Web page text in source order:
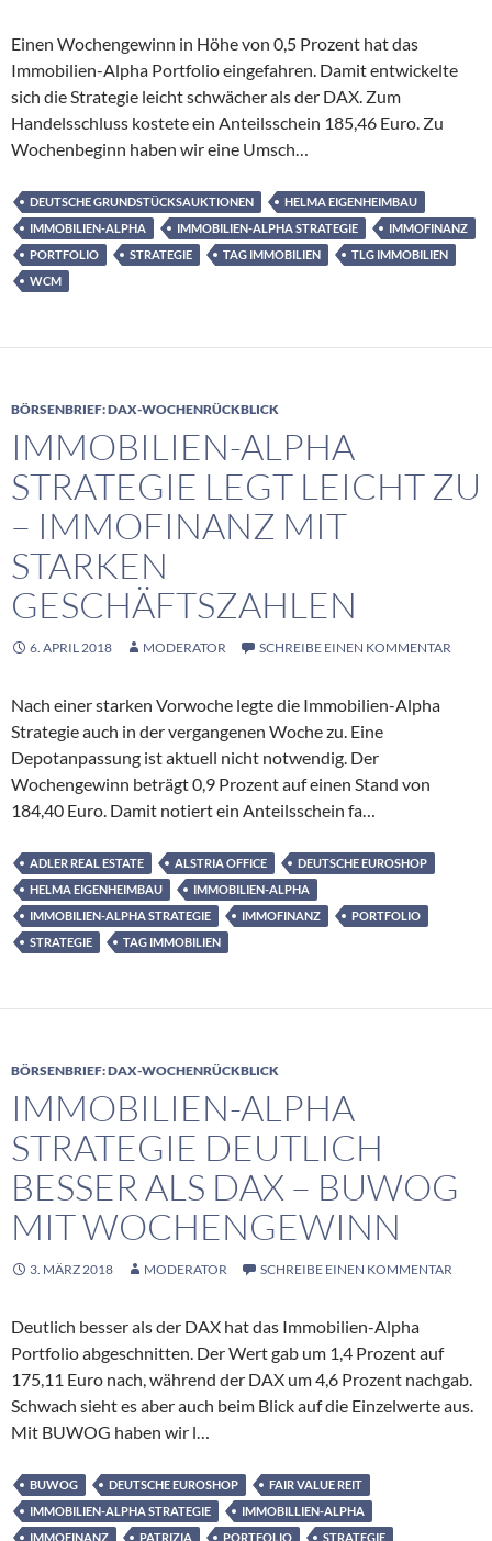
Einen Wochengewinn in Höhe von 0,5 Prozent hat das
Immobilien-Alpha Portfolio eingefahren. Damit entwickelte
sich die Strategie leicht schwächer als der DAX. Zum
Handelsschluss kostete ein Anteilsschein 185,46 Euro. Zu
Wochenbeginn haben wir eine Umsch…
DEUTSCHE GRUNDSTÜCKSAUKTIONEN
HELMA EIGENHEIMBAU
IMMOBILIEN-ALPHA
IMMOBILIEN-ALPHA STRATEGIE
IMMOFINANZ
PORTFOLIO
STRATEGIE TAG IMMOBILIEN
TLG IMMOBILIEN
WCM
BÖRSENBRIEF: DAX-WOCHENRÜCKBLICK
IMMOBILIEN-ALPHA
STRATEGIE LEGT LEICHT ZU
– IMMOFINANZ MIT
STARKEN
GESCHÄFTSZAHLEN
6. APRIL 2018 MODERATOR SCHREIBE EINEN KOMMENTAR
Nach einer starken Vorwoche legte die Immobilien-Alpha
Strategie auch in der vergangenen Woche zu. Eine
Depotanpassung ist aktuell nicht notwendig. Der
Wochengewinn beträgt 0,9 Prozent auf einen Stand von
184,40 Euro. Damit notiert ein Anteilsschein fa…
ADLER REAL ESTATE ALSTRIA OFFICE
DEUTSCHE EUROSHOP
HELMA EIGENHEIMBAU
IMMOBILIEN-ALPHA
IMMOBILIEN-ALPHA STRATEGIE
IMMOFINANZ
PORTFOLIO
STRATEGIE
TAG IMMOBILIEN
BÖRSENBRIEF: DAX-WOCHENRÜCKBLICK
IMMOBILIEN-ALPHA
STRATEGIE DEUTLICH
BESSER ALS DAX – BUWOG
MIT WOCHENGEWINN
3. MÄRZ 2018 MODERATOR SCHREIBE EINEN KOMMENTAR
Deutlich besser als der DAX hat das Immobilien-Alpha
Portfolio abgeschnitten. Der Wert gab um 1,4 Prozent auf
175,11 Euro nach, während der DAX um 4,6 Prozent nachgab.
Schwach sieht es aber auch beim Blick auf die Einzelwerte aus.
Mit BUWOG haben wir l…
BUWOG DEUTSCHE EUROSHOP
FAIR VALUE REIT
IMMOBILIEN-ALPHA STRATEGIE
IMMOBILLIEN-ALPHA
IMMOFINANZ
PATRIZIA PORTFOLIO STRATEGIE